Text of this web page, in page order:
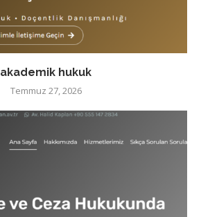
akademik hukuk
Temmuz 27, 2026